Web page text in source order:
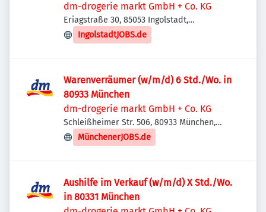
dm-drogerie markt GmbH + Co. KG
Eriagstraße 30, 85053 Ingolstadt,
Deutschland
IngolstadtJOBS.de
Warenverräumer (w/m/d) 6 Std./Wo. in
80933 München
dm-drogerie markt GmbH + Co. KG
Schleißheimer Str. 506, 80933 München,
Deutschland
MünchenerJOBS.de
Aushilfe im Verkauf (w/m/d) X Std./Wo.
in 80331 München